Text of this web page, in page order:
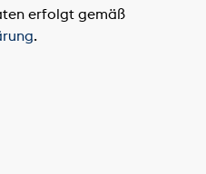
erfolgt gemäß
.